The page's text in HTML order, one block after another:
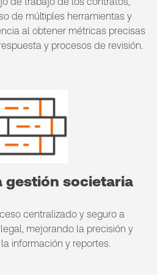
de múltiples herramientas y
al obtener métricas precisas
y procesos de revisión.
gestión societaria
centralizado y seguro a
mejorando la precisión y
información y reportes.